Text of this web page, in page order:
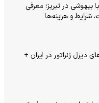
بیهوشی در تبریز؛ معرفی
شرایط و هزینه‌ها
دیزل ژنراتور در ایران +